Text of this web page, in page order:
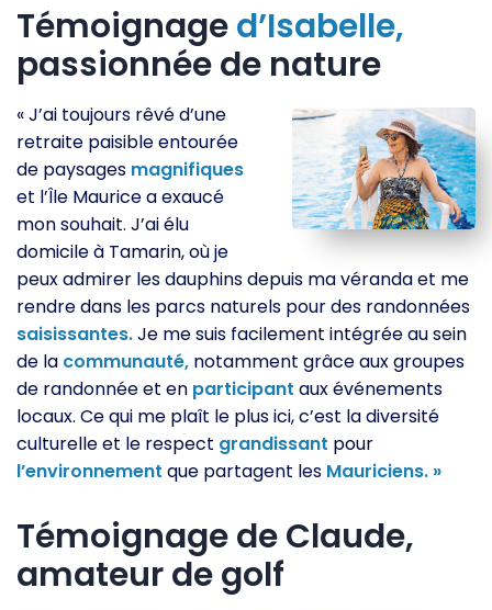
Témoignaged’Isabelle,
passionnée de nature
« J’ai toujours rêvé d’une
retraite paisible entourée
de paysages magnifiques
et l’Île Maurice a exaucé
mon souhait. J’ai élu
domicile à Tamarin, où je
peux admirer les dauphins depuis ma véranda et me
rendre dans les parcs naturels pour des randonnées
saisissantes.Je me suis facilement intégrée au sein
de la communauté, notamment grâce aux groupes
de randonnée et en participant aux événements
locaux. Ce qui me plaît le plus ici, c’est la diversité
culturelle et le respect grandissant pour
l’environnement que partagent les Mauriciens. »
Témoignage de Claude,
amateur de golf